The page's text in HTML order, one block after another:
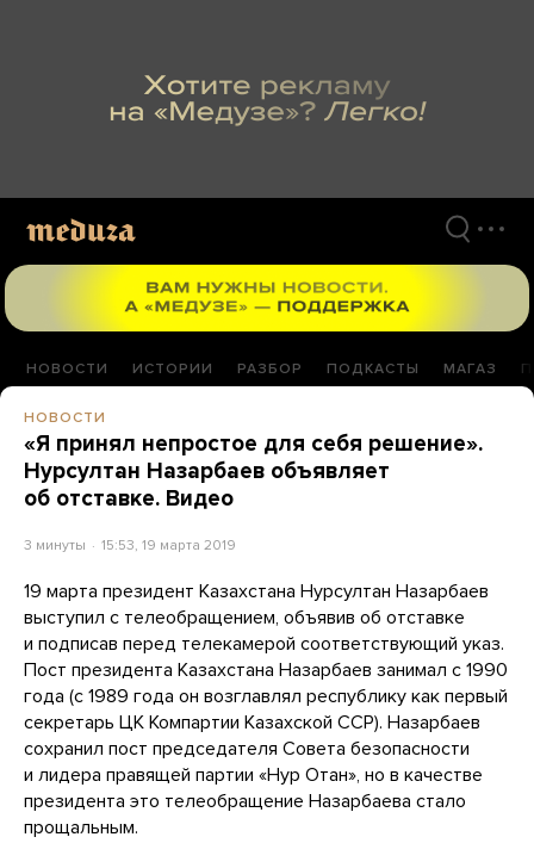
НОВОСТИ ИСТОРИИ РАЗБОР ПОДКАСТЫ МАГАЗ
НОВОСТИ
«Я принял непростое для себя решение».
Нурсултан Назарбаев объявляет
об отставке. Видео
3 минуты 15:53, 19 марта 2019
19 марта президент Казахстана Нурсултан Назарбаев
выступил с телеобращением, объявив об отставке
и подписав перед телекамерой соответствующий указ.
Пост президента Казахстана Назарбаев занимал с 1990
года (с 1989 года он возглавлял республику как первый
секретарь ЦК Компартии Казахской ССР). Назарбаев
сохранил пост председателя Совета безопасности
и лидера правящей партии «Нур Отан», но в качестве
президента это телеобращение Назарбаева стало
прощальным.